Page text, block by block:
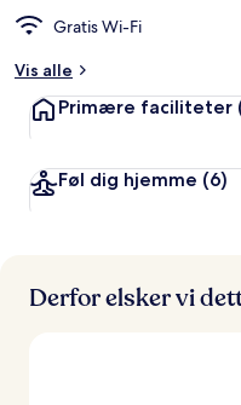
Gratis Wi-Fi
Vis alle
Primære faciliteter
Føl dig hjemme (6)
Derfor elsker vi